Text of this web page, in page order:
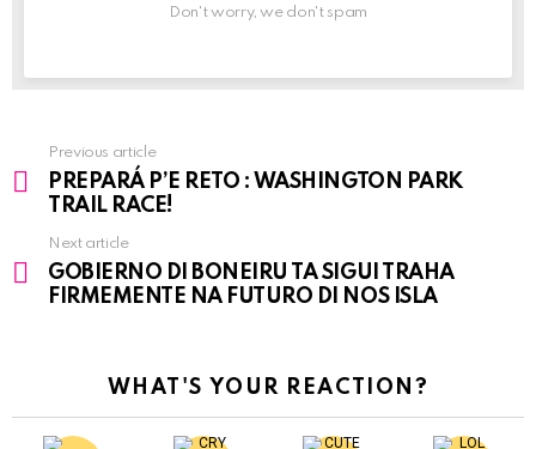
Don't worry, we don't spam
See
more
Previous article
PREPARÁ P’E RETO : WASHINGTON PARK
TRAIL RACE!
Next article
GOBIERNO DI BONEIRU TA SIGUI TRAHA
FIRMEMENTE NA FUTURO DI NOS ISLA
WHAT'S YOUR REACTION?